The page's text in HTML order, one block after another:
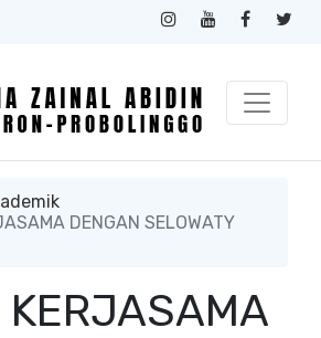
DENGAN SELOWATY